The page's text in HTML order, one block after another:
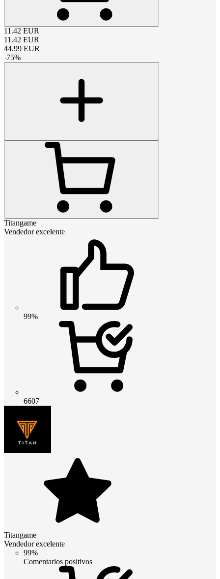
11.42 EUR
11.42 EUR
44.99 EUR
-75%
Titangame
Vendedor excelente
99%
6607
Titangame
Vendedor excelente
99%
Comentarios positivos